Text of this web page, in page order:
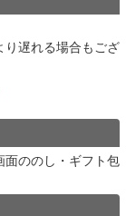
り遅れる場合もござ
面ののし・ギフト包